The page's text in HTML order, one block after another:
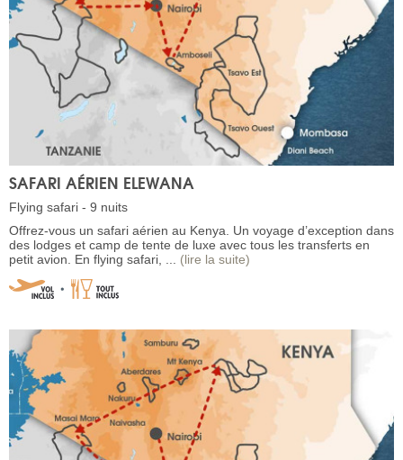
SAFARI AÉRIEN ELEWANA
Flying safari - 9 nuits
Offrez-vous un safari aérien au Kenya. Un voyage d’exception dans
des lodges et camp de tente de luxe avec tous les transferts en
petit avion. En flying safari, ... (lire la suite)